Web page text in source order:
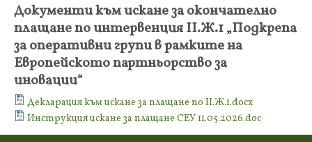
Документи към искане за окончателно
плащане по интервенция II.Ж.1 „Подкрепа
за оперативни групи в рамките на
Европейското партньорство за
иновации“
Декларация към искане за плащане по II.Ж.1.docx
Инструкция искане за плащане СЕУ 11.05.2026.doc